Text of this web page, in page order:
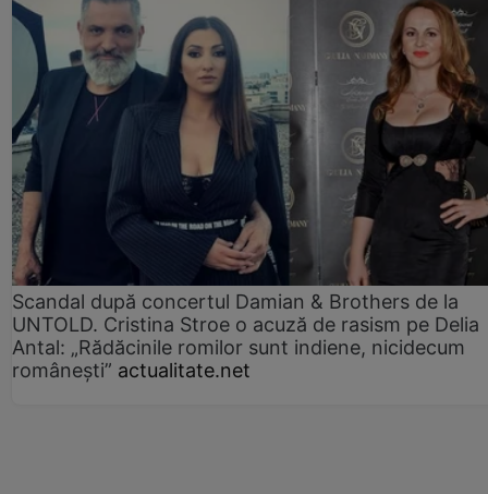
Scandal după concertul Damian & Brothers de la
UNTOLD. Cristina Stroe o acuză de rasism pe Delia
Antal: „Rădăcinile romilor sunt indiene, nicidecum
românești” actualitate.net